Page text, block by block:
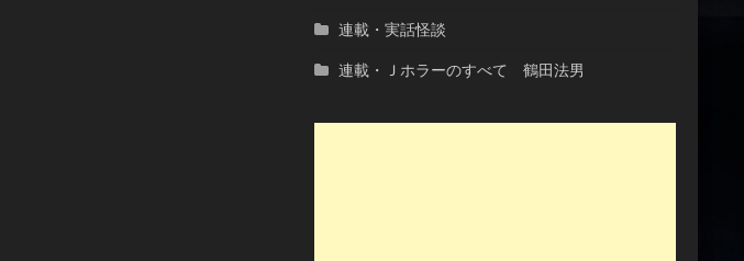
連載・実話怪談
連載・Ｊホラーのすべて 鶴田法男